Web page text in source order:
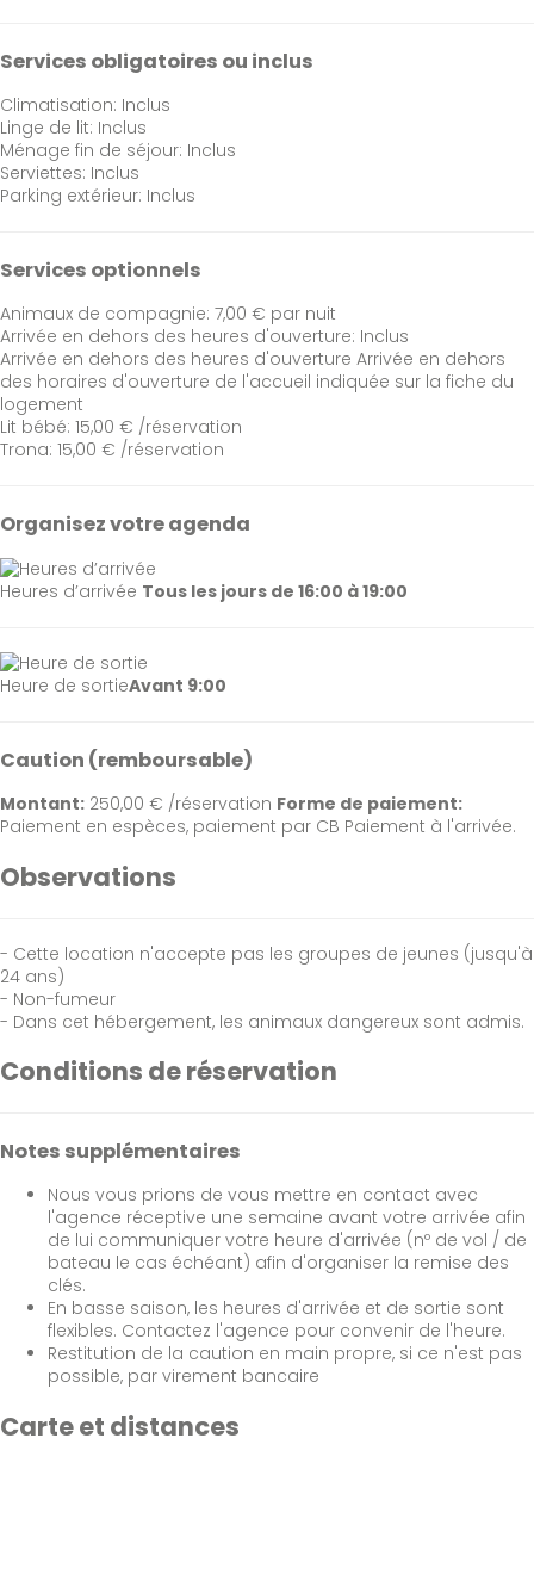
Services obligatoires ou inclus
Climatisation: Inclus
Linge de lit: Inclus
Ménage fin de séjour: Inclus
Serviettes: Inclus
Parking extérieur: Inclus
Services optionnels
Animaux de compagnie: 7,00 € par nuit
Arrivée en dehors des heures d'ouverture: Inclus
Arrivée en dehors des heures d'ouverture Arrivée en dehors
des horaires d'ouverture de l'accueil indiquée sur la fiche du
logement
Lit bébé: 15,00 € /réservation
Trona: 15,00 € /réservation
Organisez votre agenda
Heures d’arrivée Tous les jours de 16:00 à 19:00
Heure de sortieAvant 9:00
Caution (remboursable)
Montant: 250,00 € /réservation Forme de paiement:
Paiement en espèces, paiement par CB Paiement à l'arrivée.
Observations
- Cette location n'accepte pas les groupes de jeunes (jusqu'à
24 ans)
- Non-fumeur
- Dans cet hébergement, les animaux dangereux sont admis.
Conditions de réservation
Notes supplémentaires
Nous vous prions de vous mettre en contact avec
l'agence réceptive une semaine avant votre arrivée afin
de lui communiquer votre heure d'arrivée (nº de vol / de
bateau le cas échéant) afin d'organiser la remise des
clés.
En basse saison, les heures d'arrivée et de sortie sont
flexibles. Contactez l'agence pour convenir de l'heure.
Restitution de la caution en main propre, si ce n'est pas
possible, par virement bancaire
Carte et distances